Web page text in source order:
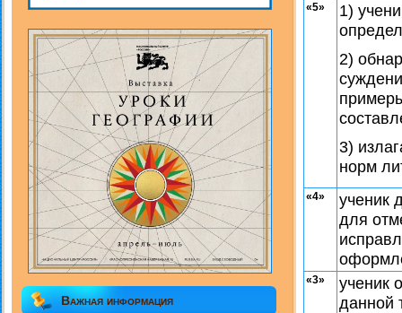
Важная информация
«5»
1)
2)
3)
норм
«4»
ученик
для
«3»
ученик
данной